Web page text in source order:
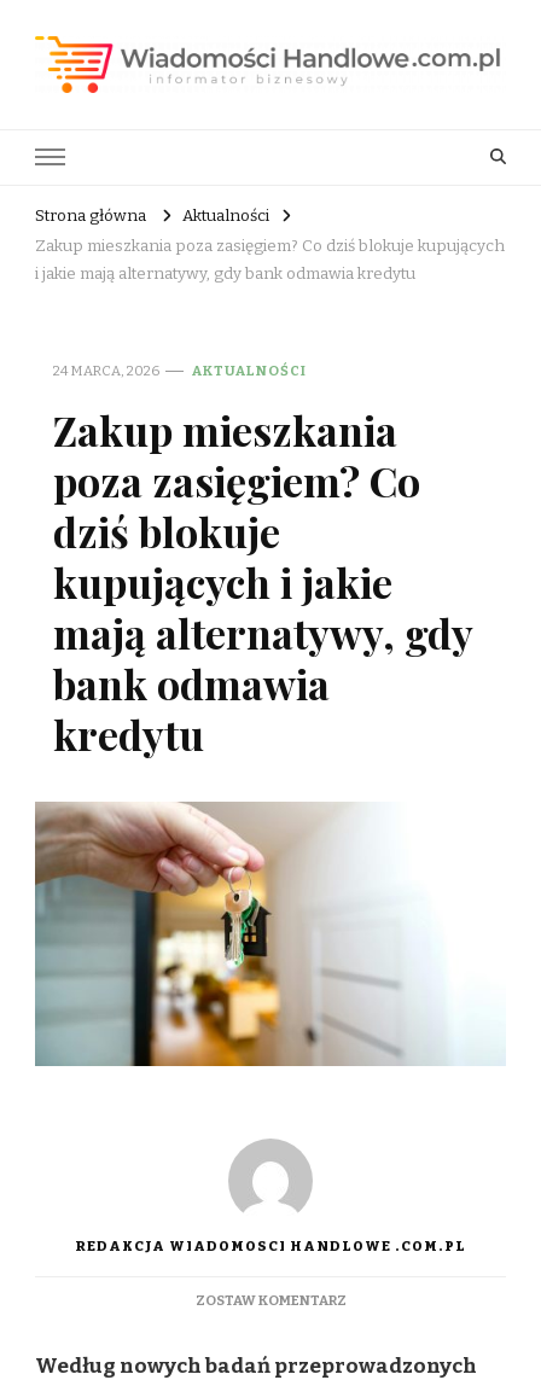
Strona główna
Aktualności
Zakup mieszkania poza zasięgiem? Co dziś blokuje kupujących
i jakie mają alternatywy, gdy bank odmawia kredytu
24 MARCA, 2026 AKTUALNOŚCI
Zakup mieszkania
poza zasięgiem? Co
dziś blokuje
kupujących i jakie
mają alternatywy, gdy
bank odmawia
kredytu
REDAKCJA WIADOMOSCI HANDLOWE .COM.PL
ZOSTAW KOMENTARZDO
POZA
Według nowych badań przeprowadzonych